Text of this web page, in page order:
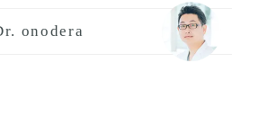
onodera